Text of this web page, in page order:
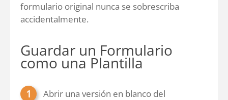
formulario original nunca se sobrescriba
accidentalmente.
Guardar un Formulario
como una Plantilla
Abrir una versión en blanco del